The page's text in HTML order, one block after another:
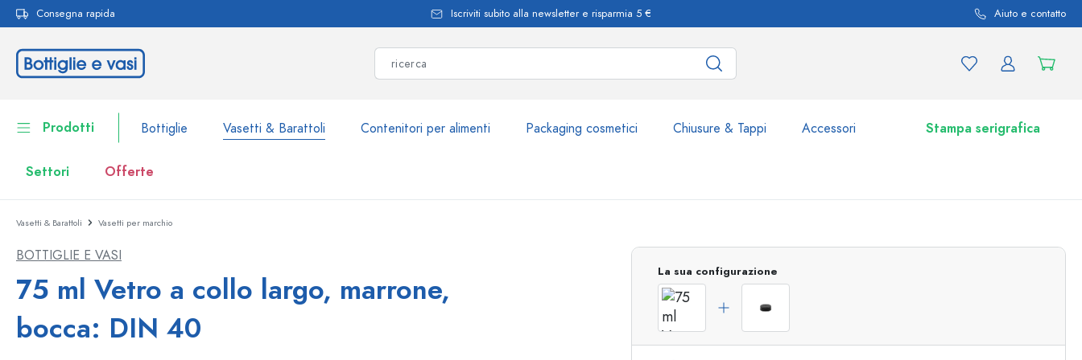
Passa alla navigazione principale
Consegna rapida Iscriviti subito alla newsletter e risparmia 5 € Aiuto e contatto
Prodotti Bottiglie Vasetti & Barattoli Contenitori per alimenti Packaging cosmetici Chiusure & Tappi Accessori Stampa serigrafica
Settori Offerte
Bottiglie
Contenitori per alimenti
Stoviglie
Bottiglie per marca
Bottiglie WECK
Bottiglie Estal
Vasetti e Barattoli
Vasetti & Barattoli Vasetti per marchio
BOTTIGLIE E VASI
75 ml Vetro a collo largo, marrone,
bocca: DIN 40
La sua configurazione